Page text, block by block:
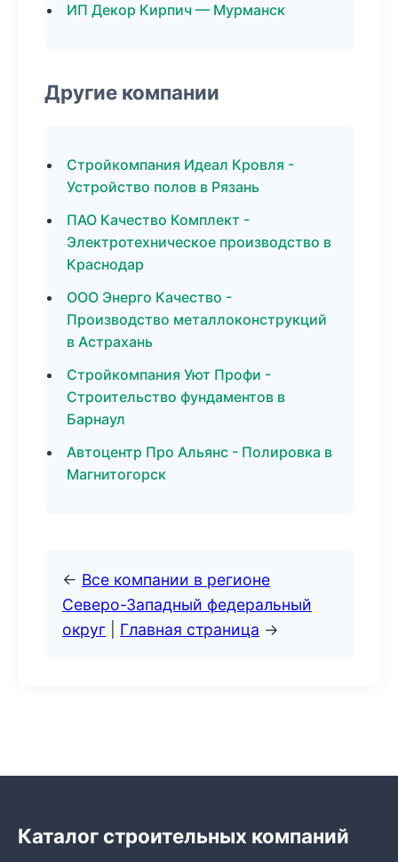
ИП Декор Кирпич — Мурманск
Другие компании
Стройкомпания Идеал Кровля -
Устройство полов в Рязань
ПАО Качество Комплект -
Электротехническое производство в
Краснодар
ООО Энерго Качество -
Производство металлоконструкций
в Астрахань
Стройкомпания Уют Профи -
Строительство фундаментов в
Барнаул
Автоцентр Про Альянс - Полировка в
Магнитогорск
← Все компании в регионе
Северо-Западный федеральный
округ
Главная страница →
Каталог строительных компаний